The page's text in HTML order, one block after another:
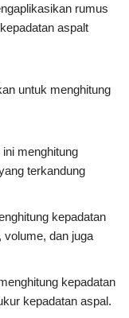
rumus
aspalt
untuk menghitung
menghitung
terkandung
kepadatan
volume, dan juga
kepadatan
kepadatan aspal.